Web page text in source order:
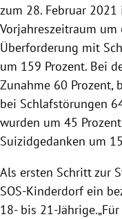
zum 28. Februar 2021
Vorjahreszeitraum um
Überforderung mit
um 159 Prozent. Bei
Zunahme 60 Prozent,
bei Schlafstörungen
wurden um 45
Suizidgedanken um
Als ersten Schritt zur
SOS-Kinderdorf ein
18- bis 21-